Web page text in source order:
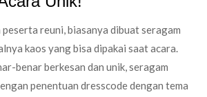
peserta reuni, biasanya dibuat seragam
kaos yang bisa dipakai saat acara.
benar berkesan dan unik, seragam
penentuan dresscode dengan tema